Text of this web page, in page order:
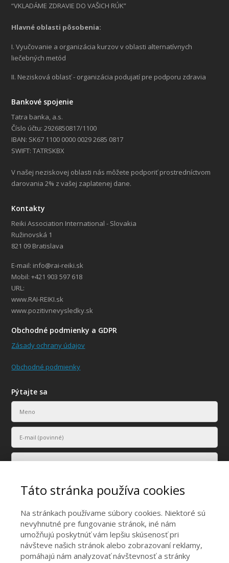
“VKLADÁME ZDRAVIE DO VAŠICH RÚK”
Hlavné oblasti pôsobenia:
I. Vyučovanie a organizácia kurzov v oblasti alternatívnych
liečebných metód
II. Nezisková oblasť - organizácia podujatí pre podporu zdravia
Bankové spojenie
Tatra banka, a.s.
Číslo účtu: 2926850817/1100
IBAN: SK67 1100 0000 0029 2685 0817
SWIFT: TATRSKBX
V našej neziskovej oblasti nás môžete podporiť prostredníctvom
darovania 2% z vašej zaplatenej dane.
Kontakty
Reiki Association International - Slovakia
Ružinovská 1
821 09 Bratislava
E-mail: info@rai-reiki.sk
Mobil: +421 903 597 618
URL:
www.RAI-REIKI.sk
www.pozitivnevysledky.sk
Obchodné podmienky a GDPR
Zásady ochrany údajov
Obchodné podmienky
Pýtajte sa
Vaše osobné údaje budú použité len na účely vyriešenia vášho
dopytu.
Táto stránka používa cookies
Na stránkach používame súbory cookies. Niektoré sú
nevyhnutné pre fungovanie stránok, iné nám
umožňujú poskytnúť vám lepšiu skúsenosť pri
návšteve našich stránok alebo zobrazovaní reklamy,
pomáhajú nám analyzovať návštevnosť a stránky